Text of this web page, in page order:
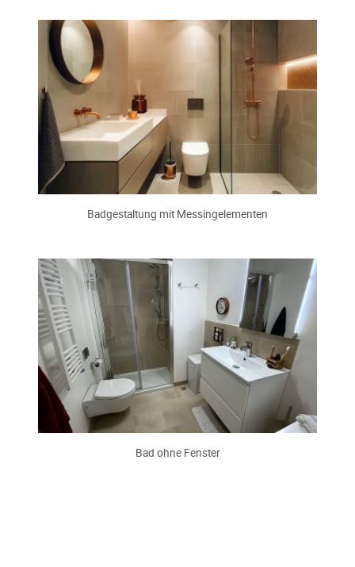
Badgestaltung mit Messingelementen
Bad ohne Fenster